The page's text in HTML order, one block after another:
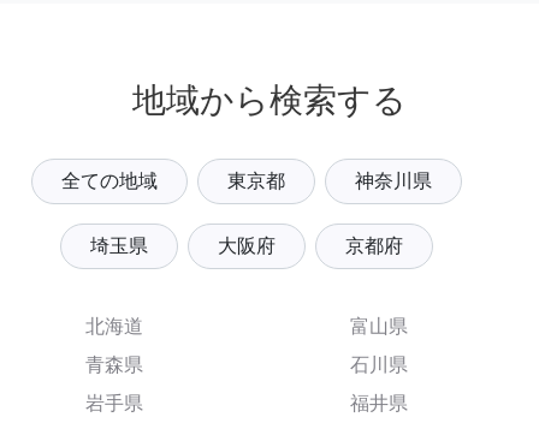
地域から検索する
全ての地域 東京都 神奈川県
埼玉県 大阪府 京都府
北海道
青森県
岩手県
富山県
石川県
福井県